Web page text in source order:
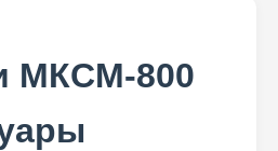
МКСМ-800